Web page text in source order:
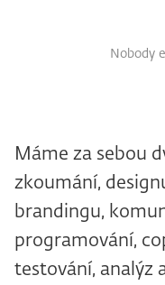
Nobody
Máme za sebou
zkoumání,
brandingu,
programování,
testování, analýz